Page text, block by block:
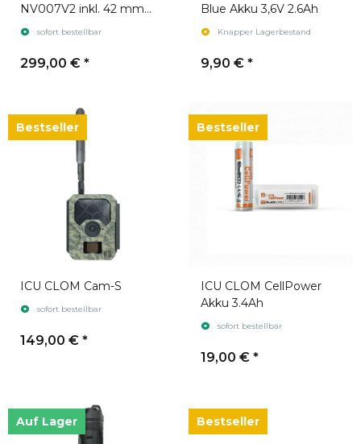
NV007V2 inkl. 42 mm
Montageadapter
sofort bestellbar
299,00 € *
Blue Akku 3,6V 2.6Ah
Knapper Lagerbestand
9,90 € *
Bestseller
ICU CLOM Cam-S
sofort bestellbar
149,00 € *
Bestseller
ICU CLOM CellPower
Akku 3.4Ah
sofort bestellbar
19,00 € *
Auf Lager Bestseller